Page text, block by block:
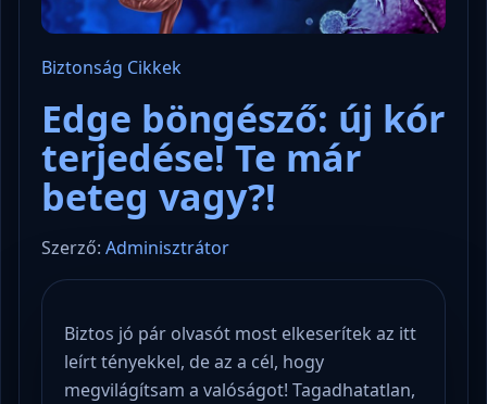
Biztonság Cikkek
Edge böngésző: új kór
terjedése! Te már
beteg vagy?!
Szerző: Adminisztrátor
Biztos jó pár olvasót most elkeserítek az itt
leírt tényekkel, de az a cél, hogy
megvilágítsam a valóságot! Tagadhatatlan,